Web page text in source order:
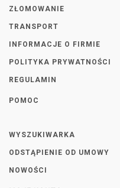
ZŁOMOWANIE
TRANSPORT
INFORMACJE O FIRMIE
POLITYKA PRYWATNOŚCI
REGULAMIN
POMOC
WYSZUKIWARKA
ODSTĄPIENIE OD UMOWY
NOWOŚCI